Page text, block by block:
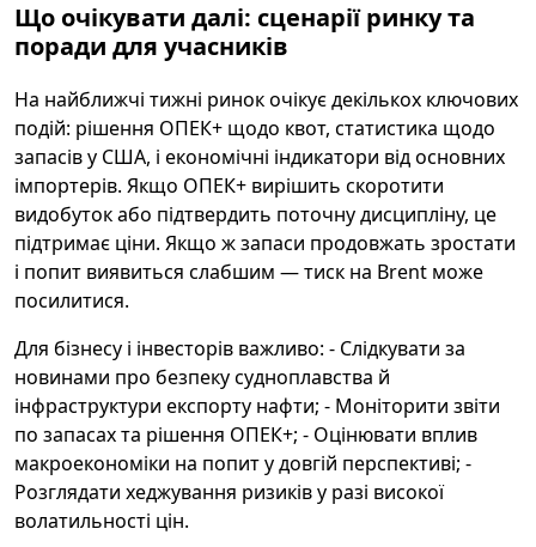
Що очікувати далі: сценарії ринку та
поради для учасників
На найближчі тижні ринок очікує декількох ключових
подій: рішення ОПЕК+ щодо квот, статистика щодо
запасів у США, і економічні індикатори від основних
імпортерів. Якщо ОПЕК+ вирішить скоротити
видобуток або підтвердить поточну дисципліну, це
підтримає ціни. Якщо ж запаси продовжать зростати
і попит виявиться слабшим — тиск на Brent може
посилитися.
Для бізнесу і інвесторів важливо: - Слідкувати за
новинами про безпеку судноплавства й
інфраструктури експорту нафти; - Моніторити звіти
по запасах та рішення ОПЕК+; - Оцінювати вплив
макроекономіки на попит у довгій перспективі; -
Розглядати хеджування ризиків у разі високої
волатильності цін.